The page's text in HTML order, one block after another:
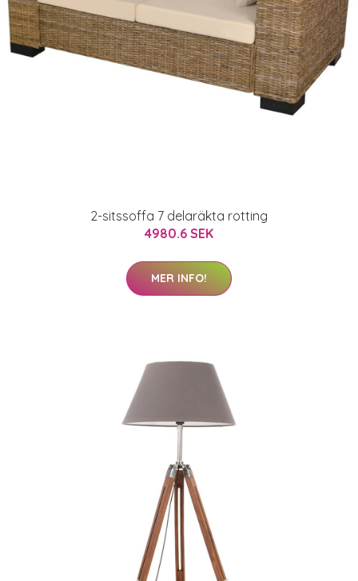
2-sitssoffa 7 delaräkta rotting
4980.6 SEK
MER INFO!